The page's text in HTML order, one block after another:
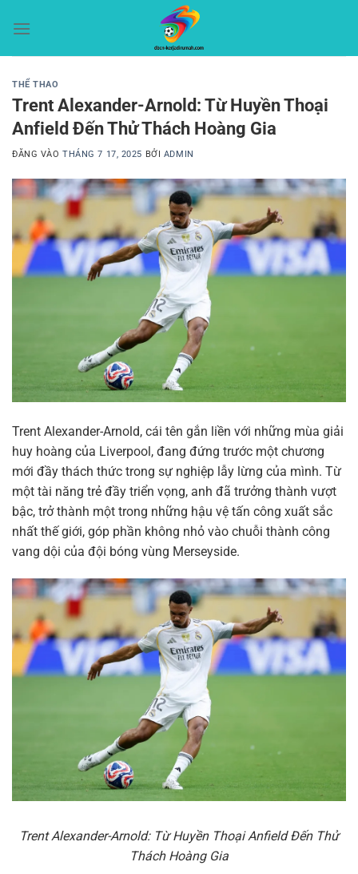
qua
THỂ THAO
Trent Alexander-Arnold: Từ Huyền Thoại
Anfield Đến Thử Thách Hoàng Gia
ĐĂNG VÀOTHÁNG 7 17, 2025 BỞI ADMIN
Trent Alexander-Arnold, cái tên gắn liền với những mùa giải
huy hoàng của Liverpool, đang đứng trước một chương
mới đầy thách thức trong sự nghiệp lẫy lừng của mình. Từ
một tài năng trẻ đầy triển vọng, anh đã trưởng thành vượt
bậc, trở thành một trong những hậu vệ tấn công xuất sắc
nhất thế giới, góp phần không nhỏ vào chuỗi thành công
vang dội của đội bóng vùng Merseyside.
Trent Alexander-Arnold: Từ Huyền Thoại Anfield Đến Thử
Thách Hoàng Gia